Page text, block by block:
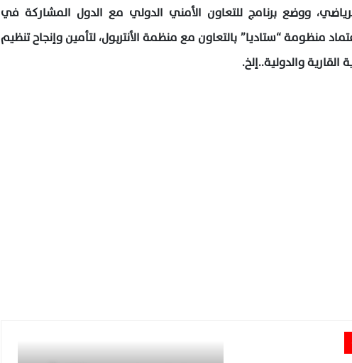
ووضع برنامج للتعاون الأمني الدولي مع الدول المشاركة في
منظومة “ستاديا” بالتعاون مع منظمة الأنتربول، لتأمين وإنجاح تنظيم
القارية والدولية..إلخ.